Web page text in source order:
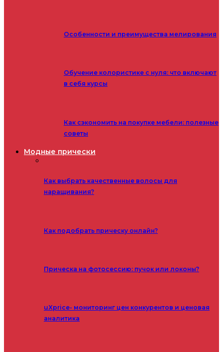
Особенности и преимущества мелирования
Обучение колористике с нуля: что включают
в себя курсы
Как сэкономить на покупке мебели: полезные
советы
Модные прически
Как выбрать качественные волосы для
наращивания?
Как подобрать прическу онлайн?
Прическа на фотосессию: пучок или локоны?
uXprice- мониторинг цен конкурентов и ценовая
аналитика